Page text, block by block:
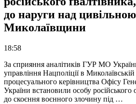
до наруги над
Миколаївщини
18:58
За сприяння аналітиків ГУР МО
управління Нацполіції в Миколаївській
процесуального керівництва Офісу
України встановили особу
до скоєння воєнного злочину під …